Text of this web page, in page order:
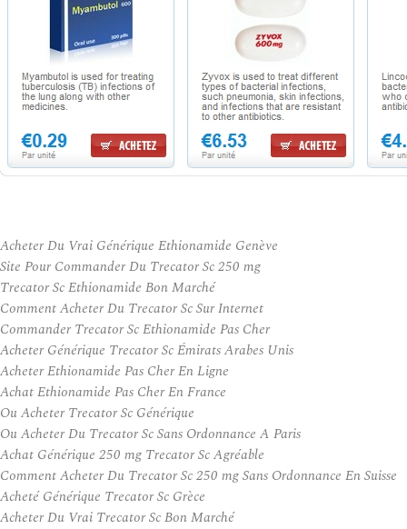
Acheter Du Vrai Générique Ethionamide Genève
Site Pour Commander Du Trecator Sc 250 mg
Trecator Sc Ethionamide Bon Marché
Comment Acheter Du Trecator Sc Sur Internet
Commander Trecator Sc Ethionamide Pas Cher
Acheter Générique Trecator Sc Émirats Arabes Unis
Acheter Ethionamide Pas Cher En Ligne
Achat Ethionamide Pas Cher En France
Ou Acheter Trecator Sc Générique
Ou Acheter Du Trecator Sc Sans Ordonnance A Paris
Achat Générique 250 mg Trecator Sc Agréable
Comment Acheter Du Trecator Sc 250 mg Sans Ordonnance En Suisse
Acheté Générique Trecator Sc Grèce
Acheter Du Vrai Trecator Sc Bon Marché